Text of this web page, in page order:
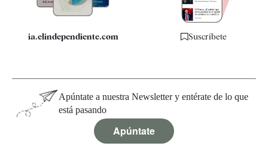
ia.elindependiente.com Suscríbete
Apúntate a nuestra Newsletter y entérate de lo que
está pasando
Apúntate